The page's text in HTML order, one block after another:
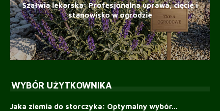
Szałwia lekarska: Profesjonalna uprawa, cięcie i
stanowisko w ogrodzie
WYBÓR UŻYTKOWNIKA
Jaka ziemia do storczyka: Optymalny wybór...